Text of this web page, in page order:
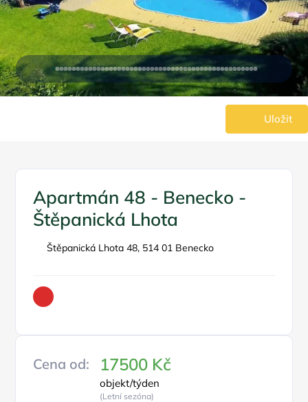
Uložit
Apartmán 48 - Benecko -
Štěpanická Lhota
Štěpanická Lhota 48, 514 01 Benecko
Cena od: 17500 Kč
objekt/týden
(Letní sezóna)